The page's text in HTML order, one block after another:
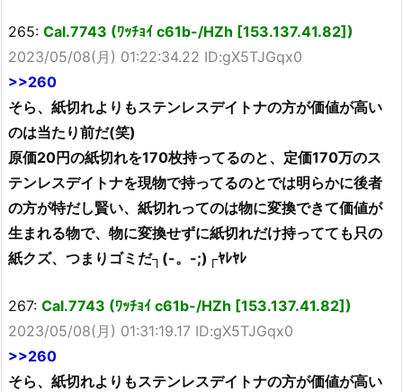
265: Cal.7743 (ﾜｯﾁｮｲ c61b-/HZh [153.137.41.82])
2023/05/08(月) 01:22:34.22 ID:gX5TJGqx0
>>260
そら、紙切れよりもステンレスデイトナの方が価値が高い
のは当たり前だ(笑)
原価20円の紙切れを170枚持ってるのと、定価170万のス
テンレスデイトナを現物で持ってるのとでは明らかに後者
の方が特だし賢い、紙切れってのは物に変換できて価値が
生まれる物で、物に変換せずに紙切れだけ持ってても只の
紙クズ、つまりゴミだ┐(-。-;)┌ﾔﾚﾔﾚ
267: Cal.7743 (ﾜｯﾁｮｲ c61b-/HZh [153.137.41.82])
2023/05/08(月) 01:31:19.17 ID:gX5TJGqx0
>>260
そら、紙切れよりもステンレスデイトナの方が価値が高い